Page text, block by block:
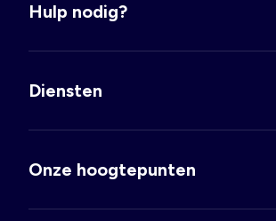
Hulp nodig?
Diensten
Onze hoogtepunten